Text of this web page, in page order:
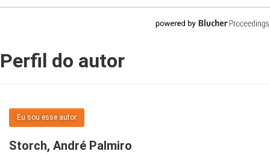
Perfil do autor
Eu sou esse autor
Storch, André Palmiro